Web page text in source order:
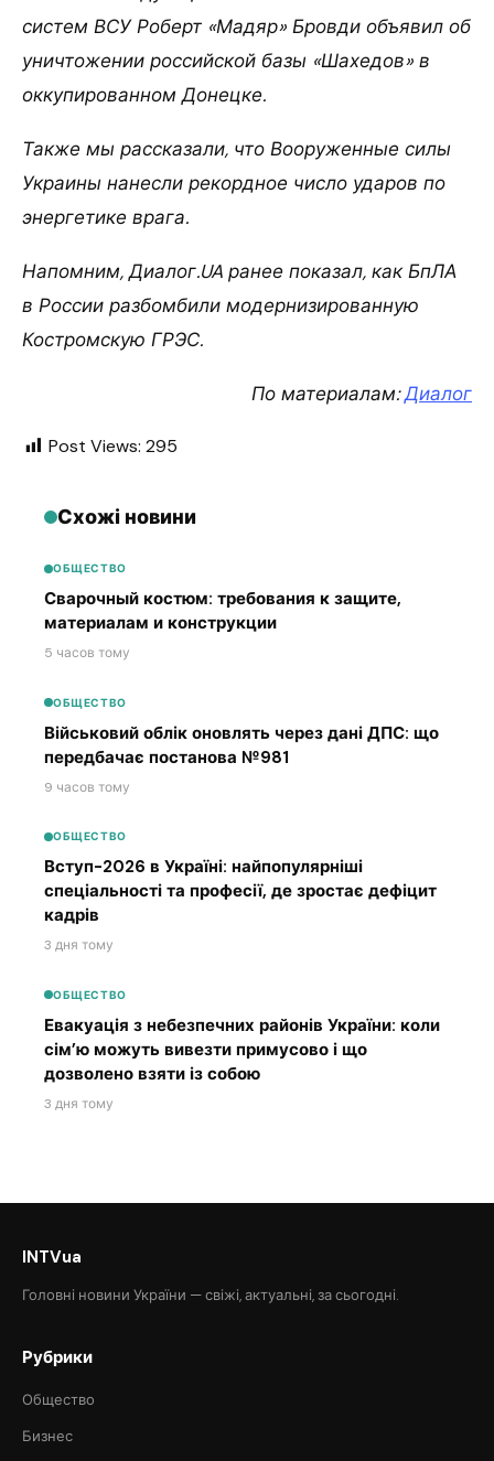
систем ВСУ Роберт «Мадяр» Бровди объявил об
уничтожении российской базы «Шахедов» в
оккупированном Донецке.
Также мы рассказали, что Вооруженные силы
Украины нанесли рекордное число ударов по
энергетике врага.
Напомним, Диалог.UA ранее показал, как БпЛА
в России разбомбили модернизированную
Костромскую ГРЭС.
По материалам:Диалог
Post Views: 295
Схожі новини
ОБЩЕСТВО
Сварочный костюм: требования к защите,
материалам и конструкции
5 часов тому
ОБЩЕСТВО
Військовий облік оновлять через дані ДПС: що
передбачає постанова №981
9 часов тому
ОБЩЕСТВО
Вступ-2026 в Україні: найпопулярніші
спеціальності та професії, де зростає дефіцит
кадрів
3 дня тому
ОБЩЕСТВО
Евакуація з небезпечних районів України: коли
сім’ю можуть вивезти примусово і що
дозволено взяти із собою
3 дня тому
INTVua
Головні новини України — свіжі, актуальні, за сьогодні.
Рубрики
Общество
Бизнес